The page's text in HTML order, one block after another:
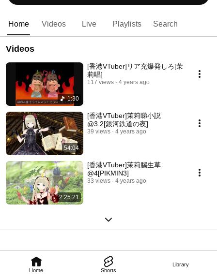
Home Shorts
Library
Home Videos Live Playlists Search
Videos
1:30
[香港VTuber]リア充爆発しろ[茉
莉唱]
117 views 4 years ago
54:04
[香港VTuber]茉莉睇小説
@3.2[銀河鉄道の夜]
39 views 4 years ago
2:25:21
[香港VTuber]茉莉腦生草
@4[PIKMIN3]
33 views 4 years ago